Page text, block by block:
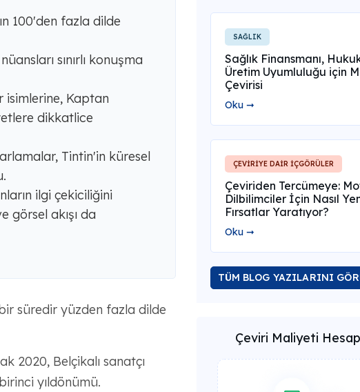
100'den fazla dilde
sınırlı konuşma
isimlerine, Kaptan
dikkatlice
Tintin'in küresel
ilgi çekiciliğini
görsel akışı da
bir süredir yüzden fazla dilde
2020, Belçikalı sanatçı
yıldönümü.
SAĞLIK
Sağlık Finansmanı,
Üretim Uyumluluğu için
Çevirisi
Oku ➞
ÇEVİRİYE DAİR İÇGÖRÜLER
Çeviriden Tercümeye:
Dilbilimciler İçin Nasıl
Fırsatlar Yaratıyor?
Oku ➞
TÜM BLOG YAZILARINI
Çeviri Maliyeti